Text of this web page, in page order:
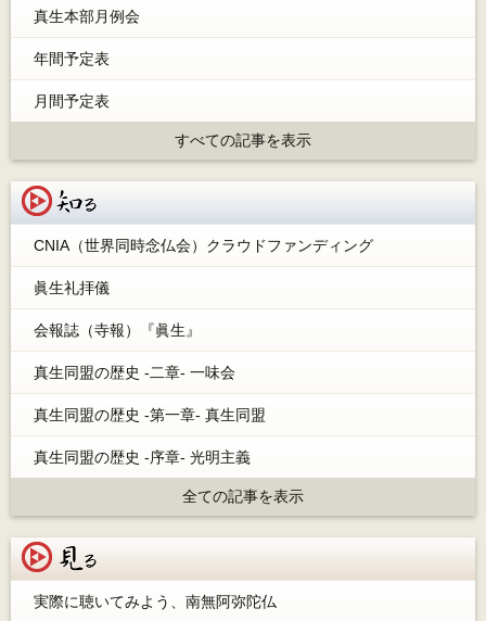
真生本部月例会
年間予定表
月間予定表
すべての記事を表示
CNIA（世界同時念仏会）クラウドファンディング
眞生礼拝儀
会報誌（寺報）『眞生』
真生同盟の歴史 -二章- 一味会
真生同盟の歴史 -第一章- 真生同盟
真生同盟の歴史 -序章- 光明主義
全ての記事を表示
実際に聴いてみよう、南無阿弥陀仏